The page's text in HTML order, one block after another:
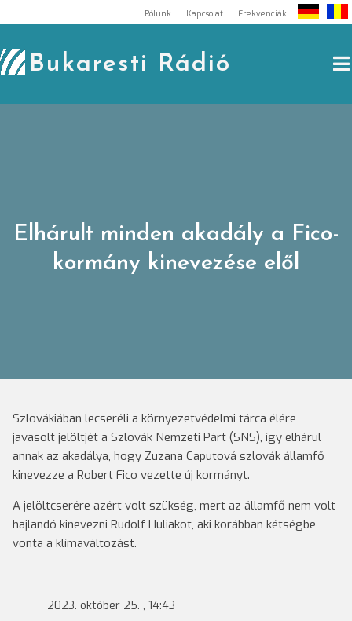
to
content
Rólunk Kapcsolat Frekvenciák
Bukaresti Rádió
Elhárult minden akadály a Fico-
kormány kinevezése elől
Szlovákiában lecseréli a környezetvédelmi tárca élére
javasolt jelöltjét a Szlovák Nemzeti Párt (SNS), így elhárul
annak az akadálya, hogy Zuzana Caputová szlovák államfő
kinevezze a Robert Fico vezette új kormányt.
A jelöltcserére azért volt szükség, mert az államfő nem volt
hajlandó kinevezni Rudolf Huliakot, aki korábban kétségbe
vonta a klímaváltozást.
2023. október 25. , 14:43